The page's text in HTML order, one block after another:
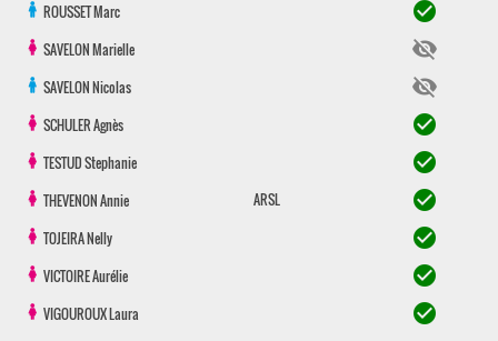
ROUSSETMarc check_circle
SAVELONMarielle visibility_off
SAVELONNicolas visibility_off
SCHULERAgnès check_circle
TESTUDStephanie check_circle
THEVENONAnnie ARSL check_circle
TOJEIRANelly check_circle
VICTOIREAurélie check_circle
VIGOUROUXLaura check_circle